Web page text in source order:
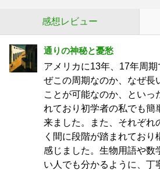
感想レビュー
通りの神秘と憂愁
アメリカに13年、17年周
ぜこの周期なのか、なぜ長
ことが可能なのか、といっ
れており初学者の私でも簡
来ました。また、それぞれ
く間に段階が踏まれており
感じました。生物用語や数
い人でも分かるように、丁